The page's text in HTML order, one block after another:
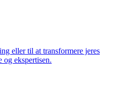
eller til at transformere jeres
og ekspertisen.